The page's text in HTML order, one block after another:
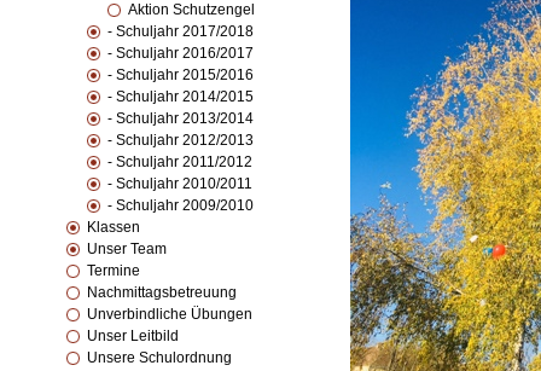
Aktion Schutzengel
- Schuljahr 2017/2018
- Schuljahr 2016/2017
- Schuljahr 2015/2016
- Schuljahr 2014/2015
- Schuljahr 2013/2014
- Schuljahr 2012/2013
- Schuljahr 2011/2012
- Schuljahr 2010/2011
- Schuljahr 2009/2010
Klassen
Unser Team
Termine
Nachmittagsbetreuung
Unverbindliche Übungen
Unser Leitbild
Unsere Schulordnung